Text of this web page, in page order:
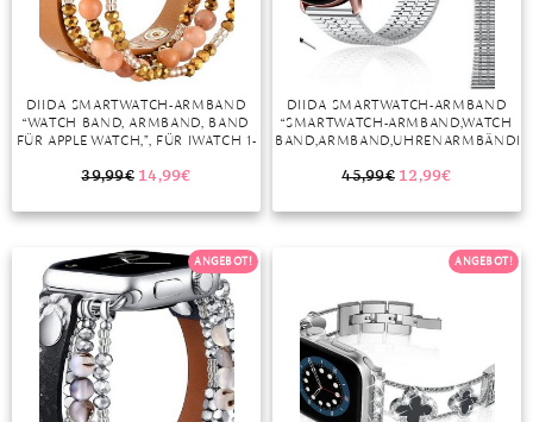
DIIDA SMARTWATCH-ARMBAND
“WATCH BAND, ARMBAND, BAND
FÜR APPLE WATCH,”, FÜR IWATCH 1-
SCHWARZ, GRAU, BRAUN
39,99€ 14,99€
DIIDA SMARTWATCH-ARMBAND
“SMARTWATCH-ARMBAND,WATCH
41MM/42MM/ACTIVE/S2, HUAWEI
42MM/GARMIN, SILBER”
45,99€ 12,99€
ANGEBOT! ANGEBOT!